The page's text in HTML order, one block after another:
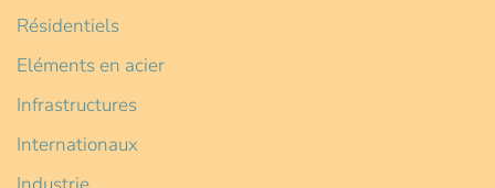
Résidentiels
Eléments en acier
Infrastructures
Internationaux